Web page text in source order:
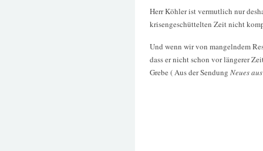
Herr Köhler ist vermutlich nur
krisengeschüttelten Zeit nicht
Und wenn wir von mangelndem
dass er nicht schon vor längerer
Grebe ( Aus der Sendung Neues